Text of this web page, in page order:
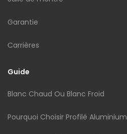
Garantie
Carrières
Guide
Blanc Chaud Ou Blanc Froid
Pourquoi Choisir Profilé Aluminium